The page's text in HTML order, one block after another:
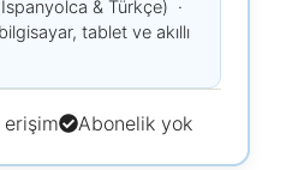
& Türkçe) ·
tablet ve akıllı
erişim Abonelik yok